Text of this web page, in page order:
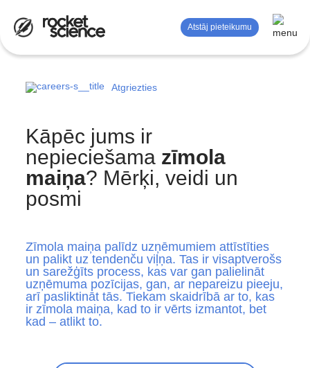
Atstāj pieteikumu
Mērījumi un analīze
Satura mārketings
Zīmola stratēģija
Atgriezties
Kāpēc jums ir
nepieciešama zīmola
maiņa? Mērķi, veidi un
posmi
Zīmola maiņa palīdz uzņēmumiem attīstīties
un palikt uz tendenču viļņa. Tas ir visaptverošs
un sarežģīts process, kas var gan palielināt
uzņēmuma pozīcijas, gan, ar nepareizu pieeju,
arī pasliktināt tās. Tiekam skaidrībā ar to, kas
ir zīmola maiņa, kad to ir vērts izmantot, bet
kad – atlikt to.